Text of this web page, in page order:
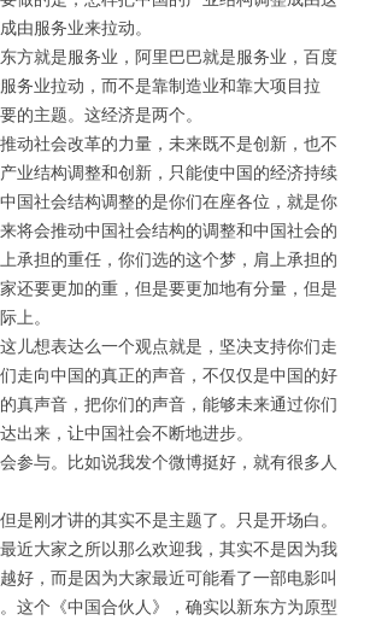
录状态
没帐号？注册一个
由服务业来拉动。
方就是服务业，阿里巴巴就是服务业，百度
务业拉动，而不是靠制造业和靠大项目拉
的主题。这经济是两个。
动社会改革的力量，未来既不是创新，也不
业结构调整和创新，只能使中国的经济持续
国社会结构调整的是你们在座各位，就是你
将会推动中国社会结构的调整和中国社会的
承担的重任，你们选的这个梦，肩上承担的
还要更加的重，但是要更加地有分量，但是
上。
儿想表达么一个观点就是，坚决支持你们走
走向中国的真正的声音，不仅仅是中国的好
真声音，把你们的声音，能够未来通过你们
出来，让中国社会不断地进步。
参与。比如说我发个微博挺好，就有很多人
是刚才讲的其实不是主题了。只是开场白。
近大家之所以那么欢迎我，其实不是因为我
好，而是因为大家最近可能看了一部电影叫
这个《中国合伙人》，确实以新东方为原型